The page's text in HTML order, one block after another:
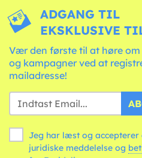
ADGANG TIL
EKSKLUSIVE
Vær den første til at høre
og kampagner ved at
mailadresse!
Jeg har læst og accepterer
juridiske meddelelse og